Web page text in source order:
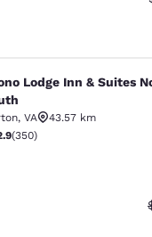
Inn &
Lodge Inn & Suites
, VA
43.57 km
de 2.93 estrellas.
(350)